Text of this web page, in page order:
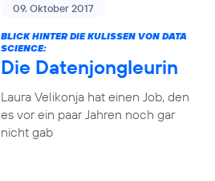
09. Oktober 2017
BLICK HINTER DIE KULISSEN VON DATA
SCIENCE:
Die Datenjongleurin
Laura Velikonja hat einen Job, den
es vor ein paar Jahren noch gar
nicht gab